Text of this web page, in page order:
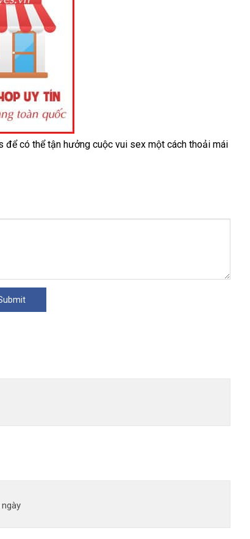
thanh
đểđặt
có thể tận hưởng cuộc vui sex một cách thoải mái